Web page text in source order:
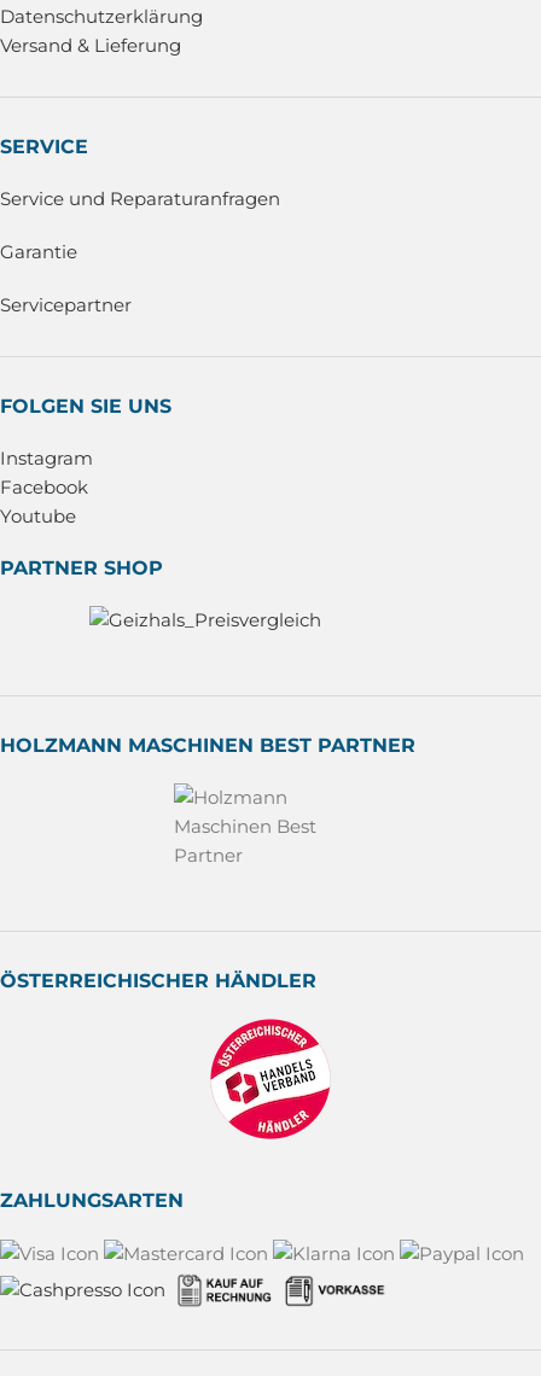
Datenschutzerklärung
Versand & Lieferung
SERVICE
Service und Reparaturanfragen
Garantie
Servicepartner
FOLGEN SIE UNS
Instagram
Facebook
Youtube
PARTNER SHOP
HOLZMANN MASCHINEN BEST PARTNER
ÖSTERREICHISCHER HÄNDLER
ZAHLUNGSARTEN